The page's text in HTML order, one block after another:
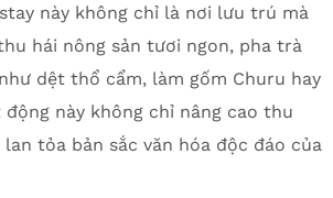
này không chỉ là nơi lưu trú mà
hái nông sản tươi ngon, pha trà
dệt thổ cẩm, làm gốm Churu hay
này không chỉ nâng cao thu
tỏa bản sắc văn hóa độc đáo của